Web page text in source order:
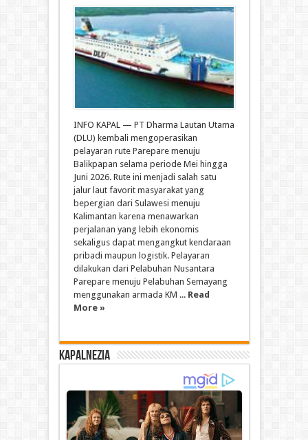
INFO KAPAL — PT Dharma Lautan Utama
(DLU) kembali mengoperasikan
pelayaran rute Parepare menuju
Balikpapan selama periode Mei hingga
Juni 2026. Rute ini menjadi salah satu
jalur laut favorit masyarakat yang
bepergian dari Sulawesi menuju
Kalimantan karena menawarkan
perjalanan yang lebih ekonomis
sekaligus dapat mengangkut kendaraan
pribadi maupun logistik. Pelayaran
dilakukan dari Pelabuhan Nusantara
Parepare menuju Pelabuhan Semayang
menggunakan armada KM ... Read
More »
Kapalnezia